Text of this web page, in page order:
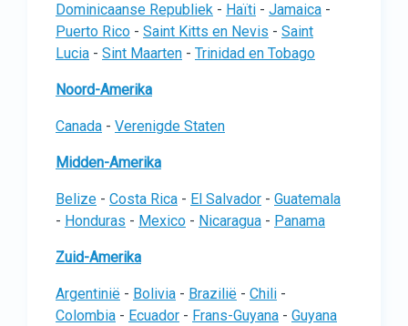
Dominicaanse Republiek - Haïti - Jamaica -
Puerto Rico - Saint Kitts en Nevis - Saint
Lucia - Sint Maarten - Trinidad en Tobago
Noord-Amerika
Canada - Verenigde Staten
Midden-Amerika
Belize - Costa Rica - El Salvador - Guatemala
- Honduras - Mexico - Nicaragua - Panama
Zuid-Amerika
Argentinië - Bolivia - Brazilië - Chili -
Colombia - Ecuador - Frans-Guyana - Guyana